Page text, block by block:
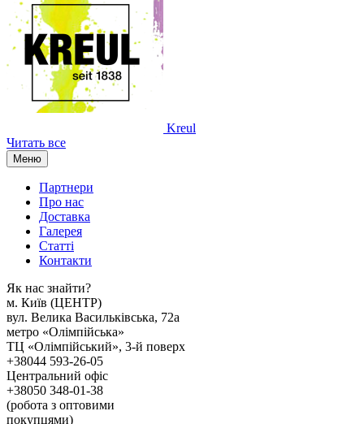
Kreul
Читать все
Меню
Партнери
Про нас
Доставка
Галерея
Статтi
Контакти
Як наc знайти?
м. Киïв (ЦЕНТР)
вул. Велика Васильківська, 72а
метро «Олімпійська»
ТЦ «Олімпійський», 3-й поверх
+38044 593-26-05
Центральний офіс
+38050 348-01-38
(робота з оптовими
покупцями)